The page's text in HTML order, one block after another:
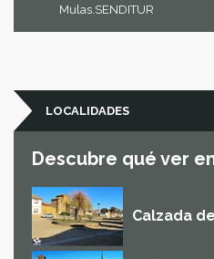
Mulas.SENDITUR
LOCALIDADES
Descubre qué ver
Calzada